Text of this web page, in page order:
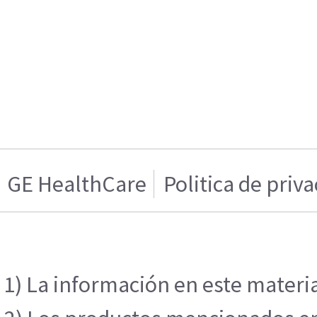
GE HealthCare Politica de
1) La información en este